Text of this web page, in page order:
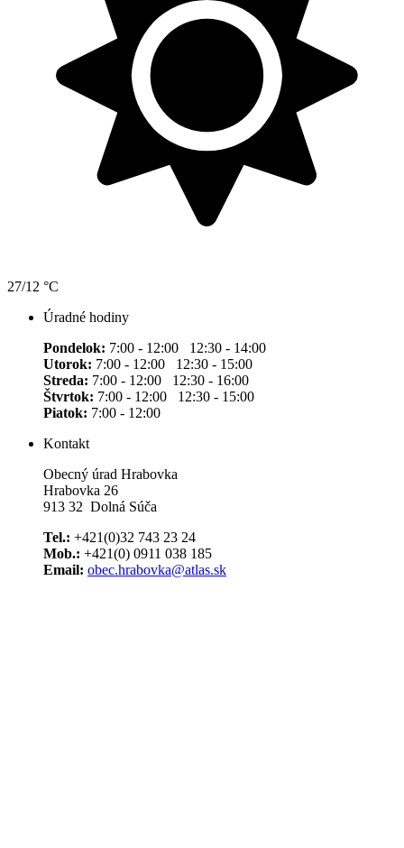
27/12 °C
Úradné hodiny
Pondelok: 7:00 - 12:00 12:30 - 14:00
Utorok: 7:00 - 12:00 12:30 - 15:00
Streda: 7:00 - 12:00 12:30 - 16:00
Štvrtok: 7:00 - 12:00 12:30 - 15:00
Piatok: 7:00 - 12:00
Kontakt
Obecný úrad Hrabovka
Hrabovka 26
913 32 Dolná Súča
Tel.: +421(0)32 743 23 24
Mob.: +421(0) 0911 038 185
Email: obec.hrabovka@atlas.sk